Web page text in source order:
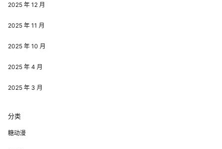
2025 年 12 月
2025 年 11 月
2025 年 10 月
2025 年 4 月
2025 年 3 月
分类
糖动漫